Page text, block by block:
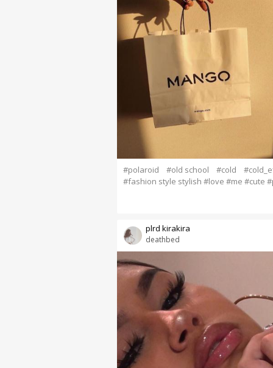
#polaroid #old school #cold
#fashion style stylish #love #me #cute
deathbed
plrd kirakira